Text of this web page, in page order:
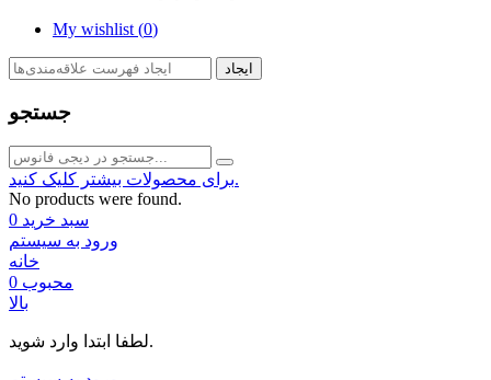
My wishlist (0)
ایجاد
جستجو
برای محصولات بیشتر کلیک کنید.
No products were found.
سبد خرید 0
ورود به سیستم
خانه
محبوب 0
بالا
لطفا ابتدا وارد شوید.